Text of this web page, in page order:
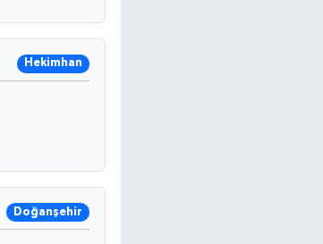
Hekimhan
Doğanşehir